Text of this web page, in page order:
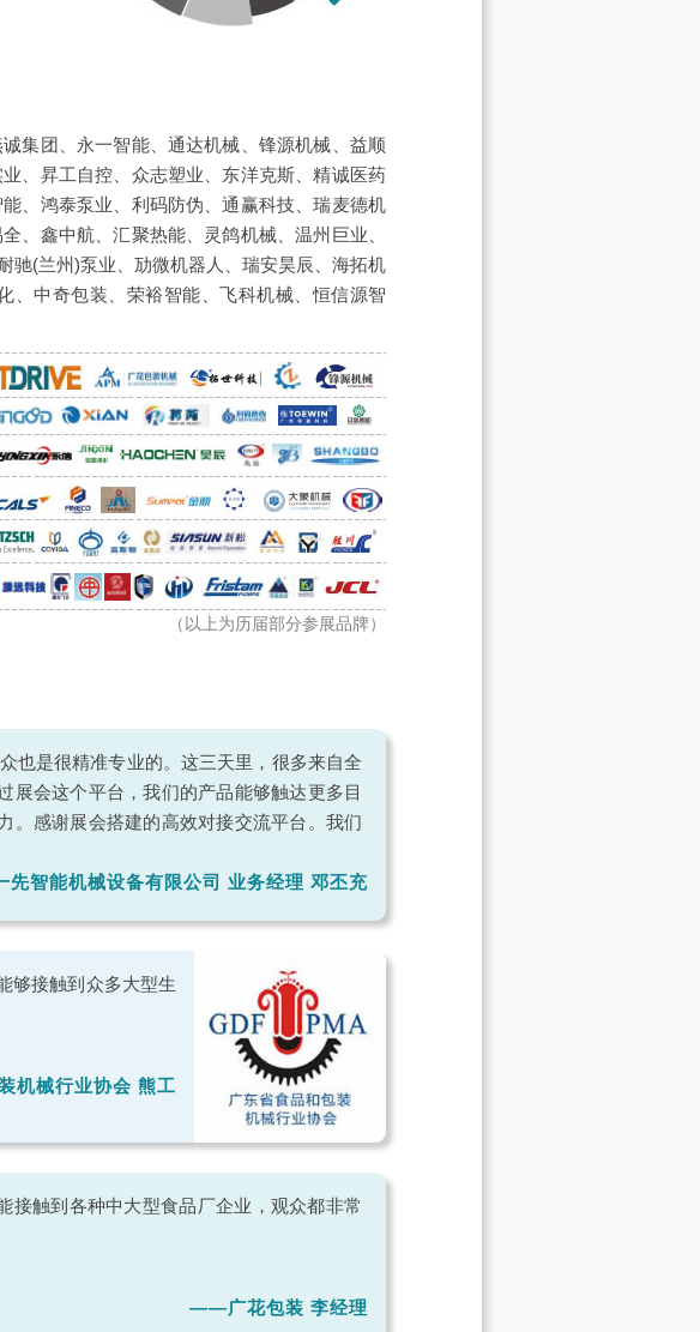
集团、永一智能、通达机械、锋源机械、益顺
、昇工自控、众志塑业、东洋克斯、精诚医药
、鸿泰泵业、利码防伪、通赢科技、瑞麦德机
、鑫中航、汇聚热能、灵鸽机械、温州巨业、
驰(兰州)泵业、劢微机器人、瑞安昊辰、海拓机
、中奇包装、荣裕智能、飞科机械、恒信源智
（以上为历届部分参展品牌）
也是很精准专业的。这三天里，很多来自全
展会这个平台，我们的产品能够触达更多目
。感谢展会搭建的高效对接交流平台。我们
智能机械设备有限公司 业务经理 邓丕充
够接触到众多大型生
机械行业协会 熊工
接触到各种中大型食品厂企业，观众都非常
——广花包装 李经理